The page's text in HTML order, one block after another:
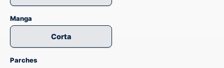
Manga
Corta
Parches